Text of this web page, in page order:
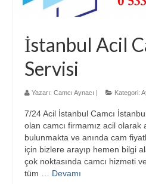
İstanbul Acil
Servisi
Yazarı: Camcı Aynacı | Kategori:
7/24 Acil İstanbul Camcı
olan camcı firmamız acil olarak
bulunmakta ve anında cam
için bizlere arayıp hemen bilgi
çok noktasında camcı hizmeti
tüm … Devamı